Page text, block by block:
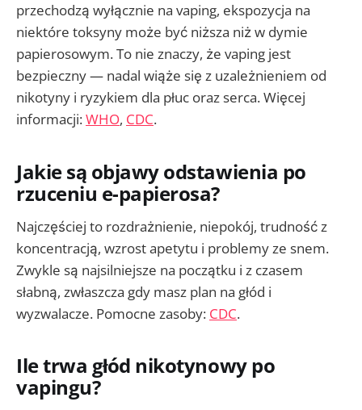
przechodzą wyłącznie na vaping, ekspozycja na
niektóre toksyny może być niższa niż w dymie
papierosowym. To nie znaczy, że vaping jest
bezpieczny — nadal wiąże się z uzależnieniem od
nikotyny i ryzykiem dla płuc oraz serca. Więcej
informacji:WHO, CDC.
Jakie są objawy odstawienia po
rzuceniu e-papierosa?
Najczęściej to rozdrażnienie, niepokój, trudność z
koncentracją, wzrost apetytu i problemy ze snem.
Zwykle są najsilniejsze na początku i z czasem
słabną, zwłaszcza gdy masz plan na głód i
wyzwalacze. Pomocne zasoby: CDC.
Ile trwa głód nikotynowy po
vapingu?